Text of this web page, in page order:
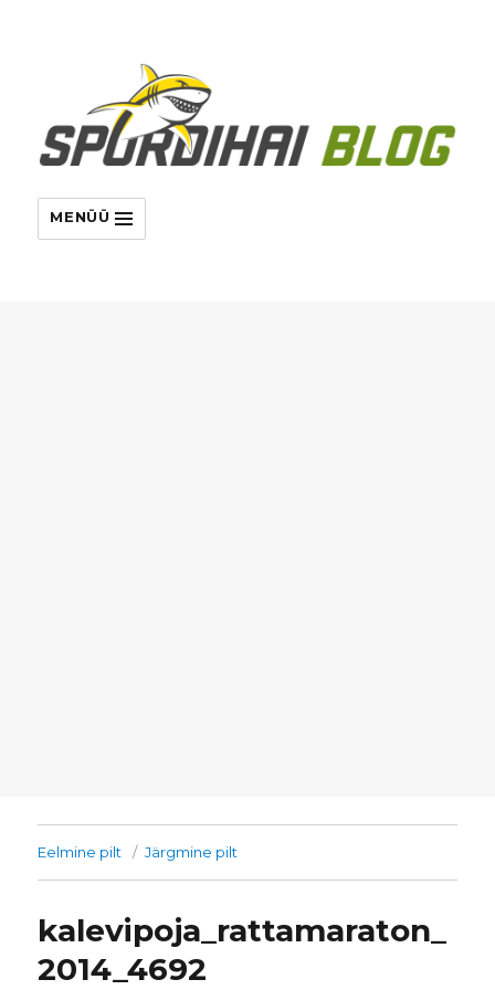
MENÜÜ
Eelmine pilt Järgmine pilt
kalevipoja_rattamaraton_
2014_4692